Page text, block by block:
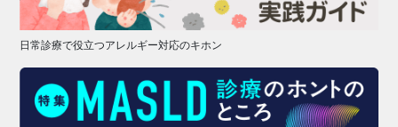
日常診療で役立つアレルギー対応のキホン